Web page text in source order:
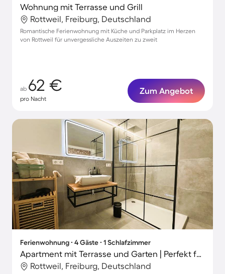
Wohnung mit Terrasse und Grill
Rottweil, Freiburg, Deutschland
Romantische Ferienwohnung mit Küche und Parkplatz im Herzen
von Rottweil für unvergessliche Auszeiten zu zweit
ab 62 €
pro Nacht
Zum Angebot
Ferienwohnung ∙ 4 Gäste ∙ 1 Schlafzimmer
Apartment mit Terrasse und Garten | Perfekt für die Arbeit von Zuhause
Rottweil, Freiburg, Deutschland